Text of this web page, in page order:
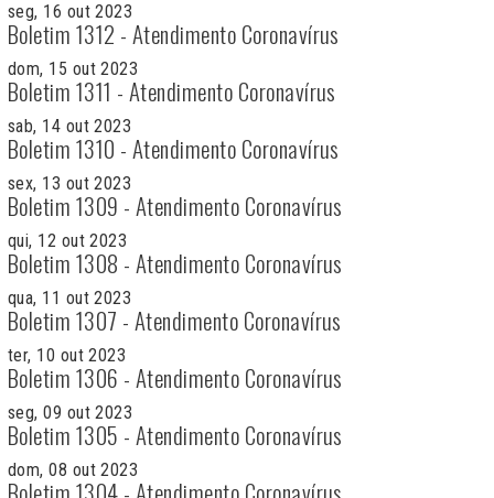
seg, 16 out 2023
Boletim 1312 - Atendimento Coronavírus
dom, 15 out 2023
Boletim 1311 - Atendimento Coronavírus
sab, 14 out 2023
Boletim 1310 - Atendimento Coronavírus
sex, 13 out 2023
Boletim 1309 - Atendimento Coronavírus
qui, 12 out 2023
Boletim 1308 - Atendimento Coronavírus
qua, 11 out 2023
Boletim 1307 - Atendimento Coronavírus
ter, 10 out 2023
Boletim 1306 - Atendimento Coronavírus
seg, 09 out 2023
Boletim 1305 - Atendimento Coronavírus
dom, 08 out 2023